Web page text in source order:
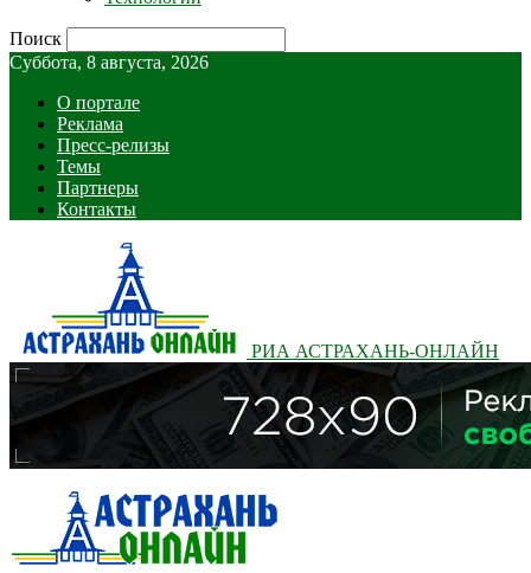
Поиск
Суббота, 8 августа, 2026
О портале
Реклама
Пресс-релизы
Темы
Партнеры
Контакты
РИА АСТРАХАНЬ-ОНЛАЙН